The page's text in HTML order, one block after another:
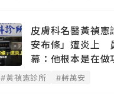
皮膚科名醫黃禎憲
安布條」遭炎上
幕：他根本是在做
#黃禎憲診所 #蔣萬安